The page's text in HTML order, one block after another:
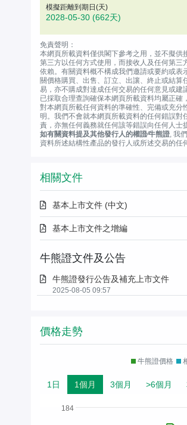
模擬距離到期日(天)
2028-05-30 (662天)
免責聲明：
本網頁所載資料僅供閣下參考之用，並不擬供
第三方以任何方式使用，而接收人及任何第三
依賴。有關資料概不構成我們邀請或要約或表
關價格購買、出售、訂立、出讓、終止或結算
易，亦不購成對達成任何交易的任何意見或建
已採取合理查詢確保本網頁所載資料均屬正確
對本網頁所載任何資料的準確性、完備或充分
明。我們不會就本網頁所載資料的任何錯誤對
責，亦無任何義務就任何該等錯誤向任何人士
如有關資料提及其他發行人的權證∕牛熊證, 我
資料所述結構性產品的發行人或所述交易的任
相關文件
基本上市文件 (中文)
基本上市文件之增編
牛熊證文件及公告
牛熊證發行公告及補充上市文件
2025-08-05 09:57
價格走勢
牛熊證價格
1日 1個月 3個月 >6個月
184